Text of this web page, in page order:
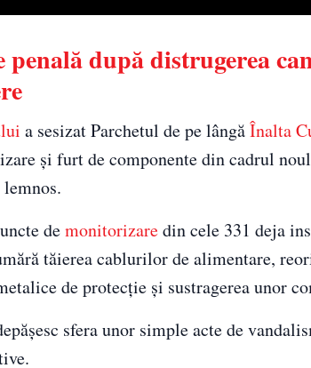
după distrugerea
a sesizat Parchetul de pe lângăÎnalta
și furt de componente din cadrul
demonitorizaredin cele 331 deja
tăierea cablurilor de alimentare,
de protecție și sustragerea unor
sfera unor simple acte de